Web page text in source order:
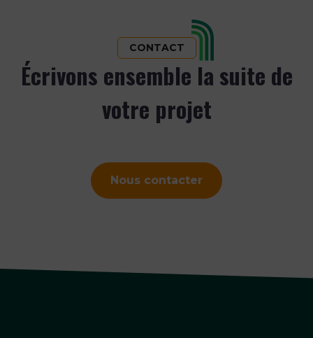
CONTACT
Écrivons ensemble la suite de
votre projet
Nous contacter